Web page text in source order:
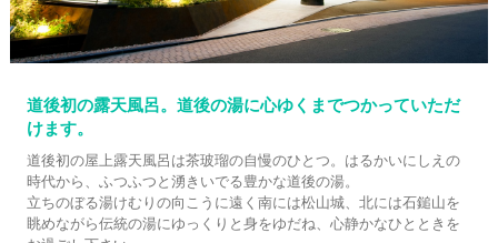
道後初の露天風呂。道後の湯に心ゆくまでつかっていただ
けます。
道後初の屋上露天風呂は茶玻瑠の自慢のひとつ。はるかいにしえの
時代から、ふつふつと湧きいでる豊かな道後の湯。
立ちのぼる湯けむりの向こうに遠く南には松山城、北には石鎚山を
眺めながら伝統の湯にゆっくりと身をゆだね、心静かなひとときを